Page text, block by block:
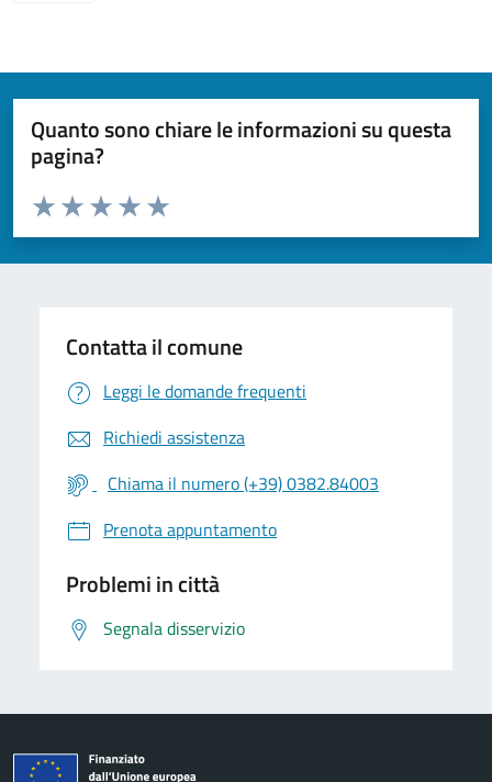
Quanto sono chiare le informazioni su questa
pagina?
Valuta da 1 a 5 stelle la pagina
Valuta 5 stelle su 5
Valuta 4 stelle su 5
Valuta 3 stelle su 5
Valuta 2 stelle su 5
Valuta 1 stelle su 5
Contatta il comune
Leggi le domande frequenti
Richiedi assistenza
Chiama il numero (+39) 0382.84003
Prenota appuntamento
Problemi in città
Segnala disservizio